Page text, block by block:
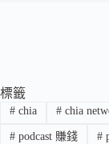
標籤
#chia #chia
#podcast 賺錢 #